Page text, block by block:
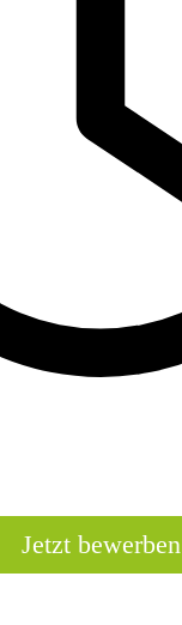
Jetzt bewerben